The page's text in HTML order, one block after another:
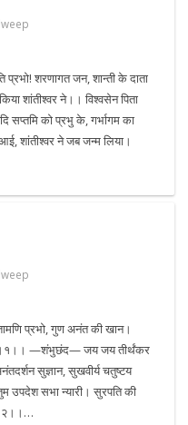
प्रभो! शरणागत जन, शान्ती के दाता
शांतीश्वर ने।। विश्वसेन पिता
सप्तमि को प्रभु के, गर्भागम का
शांतीश्वर ने जब जन्म लिया।
प्रभो, गुण अनंत की खान।
—शंभुछंद— जय जय तीर्थंकर
सुज्ञान, सुखवीर्य चतुष्टय
उपदेश सभा न्यारी। सुरपति की